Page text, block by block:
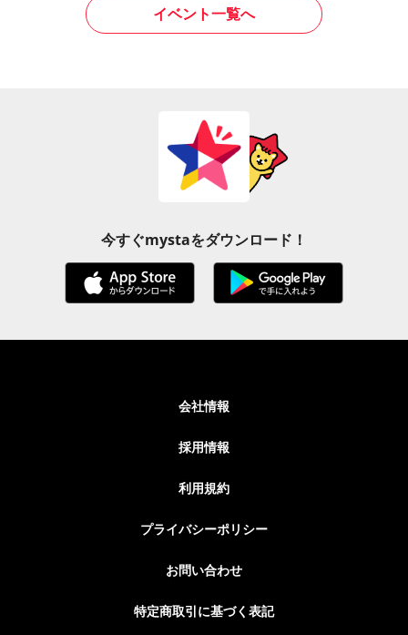
イベント一覧へ
今すぐmystaをダウンロード！
会社情報
採用情報
利用規約
プライバシーポリシー
お問い合わせ
特定商取引に基づく表記